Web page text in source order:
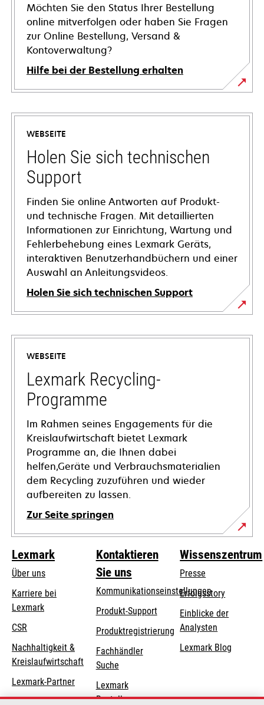
Möchten Sie den Status Ihrer Bestellung
online mitverfolgen oder haben Sie Fragen
zur Online Bestellung, Versand &
Kontoverwaltung?
Hilfe bei der Bestellung erhalten
WEBSEITE
Holen Sie sich technischen
Support
Finden Sie online Antworten auf Produkt-
und technische Fragen. Mit detaillierten
Informationen zur Einrichtung, Wartung und
Fehlerbehebung eines Lexmark Geräts,
interaktiven Benutzerhandbüchern und einer
Auswahl an Anleitungsvideos.
Holen Sie sich technischen Support
wird
in
neuen
Registerkarte
geöffnet
WEBSEITE
Lexmark Recycling-
Programme
Im Rahmen seines Engagements für die
Kreislaufwirtschaft bietet Lexmark
Programme an, die Ihnen dabei
helfen,Geräte und Verbrauchsmaterialien
dem Recycling zuzuführen und wieder
aufbereiten zu lassen.
Zur Seite springen
Lexmark
Über uns
Karriere bei
Lexmark
CSR
Nachhaltigkeit &
Kreislaufwirtschaft
Lexmark-Partner
Kontaktieren
Sie uns
Kommunikationseinstellungen
wird
in
einer
neuen
Registerkarte
geöffnet
Produkt-Supportwird
einer
neuen
Produktregistrierung
Fachhändler
Suche
Lexmark
Bestellungen
Wissenszentrum
Presse
Erfolgsstory
Einblicke der
Analysten
Lexmark Blog